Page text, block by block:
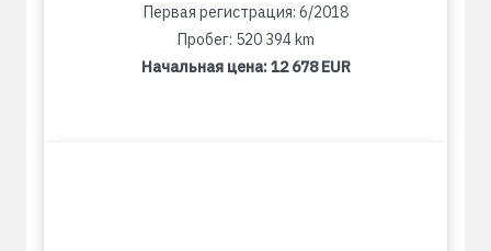
Первая регистрация: 6/2018
Пробег: 520 394 km
Начальная цена:12 678 EUR